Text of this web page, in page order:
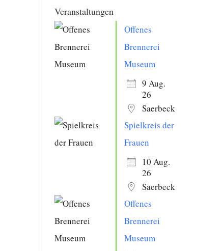
Veranstaltungen
Offenes
Brennerei
Museum
9 Aug.
26
Saerbeck
Spielkreis der
Frauen
10 Aug.
26
Saerbeck
Offenes
Brennerei
Museum